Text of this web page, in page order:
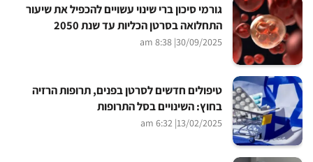
גורמי סיכון ברי שינוי עשויים להכפיל את שיעור
התחלואה בסרטן הכליות עד שנת 2050
30/09/2025
| 8:38 am
טיפולים חדשים לסרטן בפנים, תרופות הרזיה
בחוץ: השינויים בסל התרופות
13/02/2025
| 6:32 am